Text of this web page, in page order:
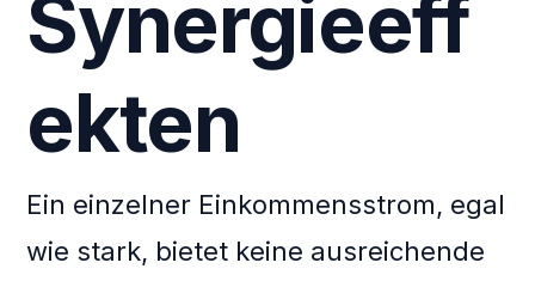
Synergieeff
ekten
Ein einzelner Einkommensstrom, egal
wie stark, bietet keine ausreichende